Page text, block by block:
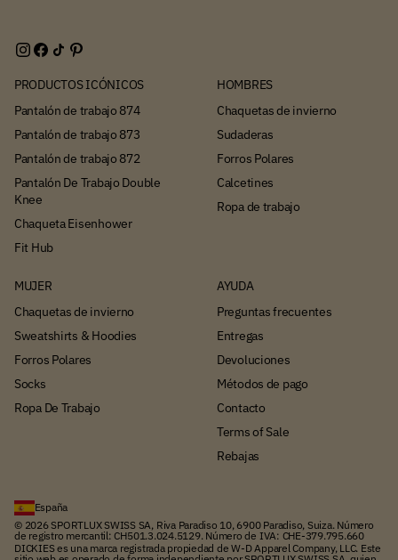
PRODUCTOS ICÓNICOS
Pantalón de trabajo 874
Pantalón de trabajo 873
Pantalón de trabajo 872
Pantalón De Trabajo Double
Knee
Chaqueta Eisenhower
Fit Hub
HOMBRES
Chaquetas de invierno
Sudaderas
Forros Polares
Calcetines
Ropa de trabajo
MUJER
Chaquetas de invierno
Sweatshirts & Hoodies
Forros Polares
Socks
Ropa De Trabajo
AYUDA
Preguntas frecuentes
Entregas
Devoluciones
Métodos de pago
Contacto
Terms of Sale
Rebajas
España
© 2026 SPORTLUX SWISS SA, Riva Paradiso 10, 6900 Paradiso, Suiza. Número
de registro mercantil: CH501.3.024.5129. Número de IVA: CHE-379.795.660
DICKIES es una marca registrada propiedad de W-D Apparel Company, LLC. Este